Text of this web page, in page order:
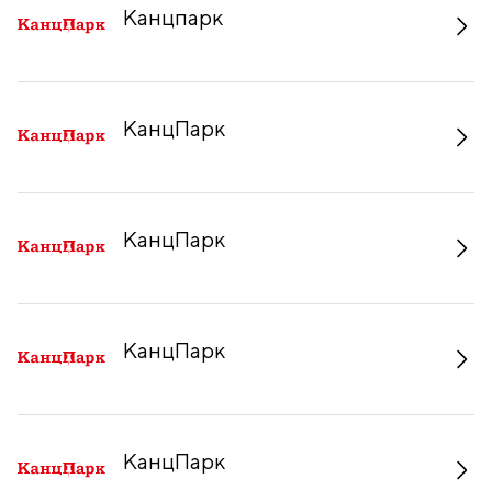
Канцпарк
КанцПарк
КанцПарк
КанцПарк
КанцПарк